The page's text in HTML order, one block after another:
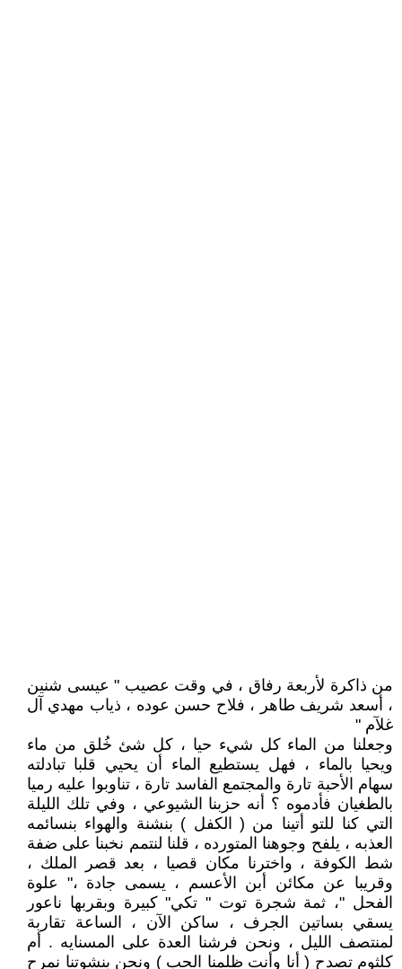
من ذاكرة لأربعة رفاق ، في وقت عصيب " عيسى شنين
، أسعد شريف طاهر ، فلاح حسن عوده ، ذياب مهدي آل
غلآم "
وجعلنا من الماء كل شيء حيا ، كل شئ خُلق من ماء
ويحيا بالماء ، فهل يستطيع الماء أن يحيي قلبا تبادلته
سهام الأحبة تارة والمجتمع الفاسد تارة ، تناوبوا عليه رميا
بالطغيان فأدموه ؟ أنه حزبنا الشيوعي ، وفي تلك الليلة
التي كنا للتو أتينا من ( الكفل ) بنشنة والهواء بنسائمه
العذبه ، يلفح وجوهنا المتورده ، قلنا لنتمم نخبنا على ضفة
شط الكوفة ، واخترنا مكان قصيا ، بعد قصر الملك ،
وقريبا عن مكائن أبن الأعسم ، يسمى جادة ،" علوة
الفحل "، ثمة شجرة توت " تكي" كبيرة وبقربها ناعور
يسقي بساتين الجرف ، ساكن الآن ، الساعة تقاربة
لمنتصف الليل ، ونحن فرشنا العدة على المسنايه . أم
كلثوم تصدح ( أنا وأنت ظلمنا الحب ) ونحن بنشوتنا نمرح